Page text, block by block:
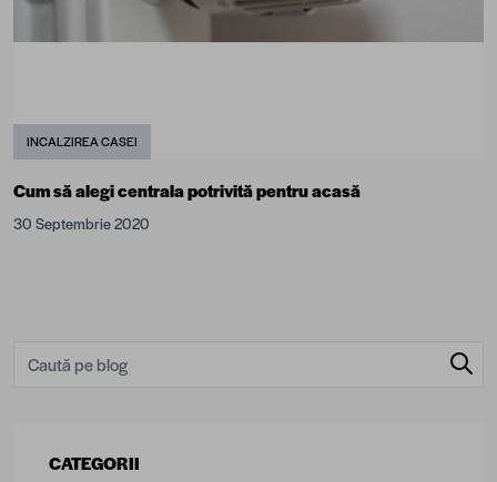
INCALZIREA CASEI
Cum să alegi centrala potrivită pentru acasă
30 Septembrie 2020
CATEGORII